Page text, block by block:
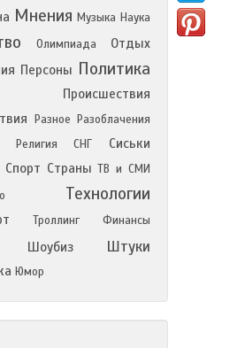
Мнения Музыка Наука
Олимпиада
Отдых
Персоны Политика
Происшествия
Разное Разоблачения
Религия СНГ
Сиськи
Спорт Страны ТВ и СМИ
Технологии
Троллинг Финансы
Шоубиз Штуки
Юмор